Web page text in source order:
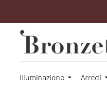
Illuminazione Arredi